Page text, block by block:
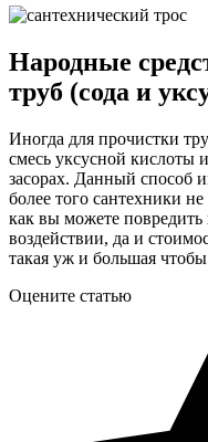
Народные
труб (сода и
Иногда для прочистки
смесь уксусной кислоты
засорах. Данный способ
более того сантехники
как вы можете
воздействии, да и
такая уж и большая
Оцените статью